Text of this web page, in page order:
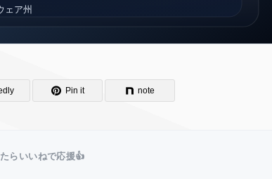
Pin it note
らいいねで応援👍